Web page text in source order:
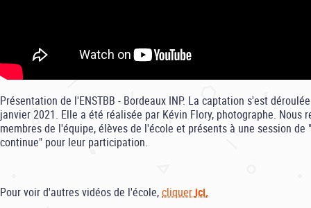
Présentation de l'ENSTBB - Bordeaux INP. La captation s'est
janvier 2021. Elle a été réalisée par Kévin Flory, photographe. Nous
membres de l'équipe, élèves de l'école et présents à une session de
continue" pour leur participation.
Pour voir d'autres vidéos de l'école,cliquer ici.